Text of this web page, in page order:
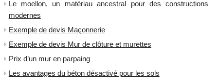
Le moellon, un matériau ancestral pour des constructions
modernes
Exemple de devis Maçonnerie
Exemple de devis Mur de clôture et murettes
Prix d’un mur en parpaing
Les avantages du béton désactivé pour les sols